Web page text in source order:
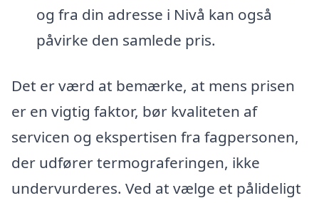
og fra din adresse i Nivå kan også
påvirke den samlede pris.
Det er værd at bemærke, at mens prisen
er en vigtig faktor, bør kvaliteten af
servicen og ekspertisen fra fagpersonen,
der udfører termograferingen, ikke
undervurderes. Ved at vælge et pålideligt